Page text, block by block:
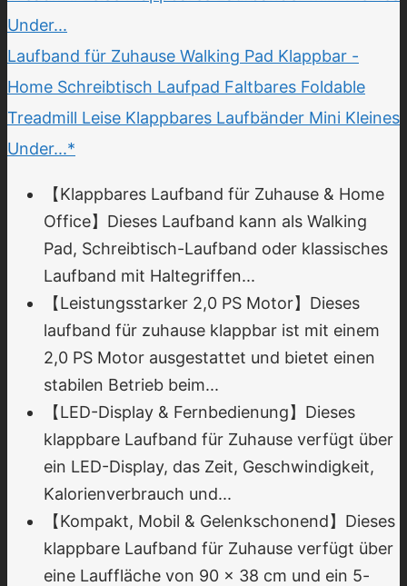
Laufband für Zuhause Walking Pad Klappbar -
Home Schreibtisch Laufpad Faltbares Foldable
Treadmill Leise Klappbares Laufbänder Mini Kleines
Under...*
【Klappbares Laufband für Zuhause & Home
Office】Dieses Laufband kann als Walking
Pad, Schreibtisch-Laufband oder klassisches
Laufband mit Haltegriffen...
【Leistungsstarker 2,0 PS Motor】Dieses
laufband für zuhause klappbar ist mit einem
2,0 PS Motor ausgestattet und bietet einen
stabilen Betrieb beim...
【LED-Display & Fernbedienung】Dieses
klappbare Laufband für Zuhause verfügt über
ein LED-Display, das Zeit, Geschwindigkeit,
Kalorienverbrauch und...
【Kompakt, Mobil & Gelenkschonend】Dieses
klappbare Laufband für Zuhause verfügt über
eine Lauffläche von 90 × 38 cm und ein 5-